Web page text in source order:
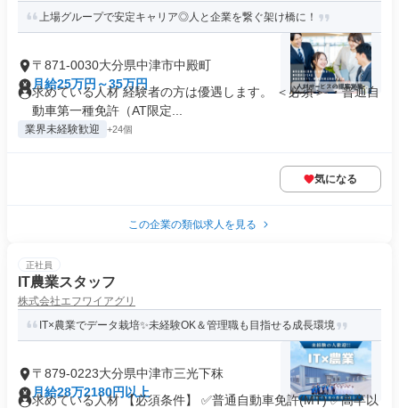
上場グループで安定キャリア◎人と企業を繋ぐ架け橋に！
〒871-0030大分県中津市中殿町
月給25万円～35万円
求めている人材 経験者の方は優遇します。 ＜必須＞ ・普通自
動車第一種免許（AT限定...
業界未経験歓迎 +24個
気になる
この企業の類似求人を見る
正社員
IT農業スタッフ
株式会社エフワイアグリ
IT×農業でデータ栽培✨未経験OK＆管理職も目指せる成長環境
〒879-0223大分県中津市三光下秣
月給28万2180円以上
求めている人材 【必須条件】 ✅普通自動車免許(MT) ✅高卒以